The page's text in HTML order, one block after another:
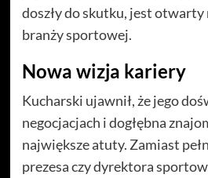
doszły do skutku, jest
branży sportowej.
Nowa wizja kariery
Kucharski ujawnił, że jego
negocjacjach i dogłębna
największe atuty. Zamiast
prezesa czy dyrektora